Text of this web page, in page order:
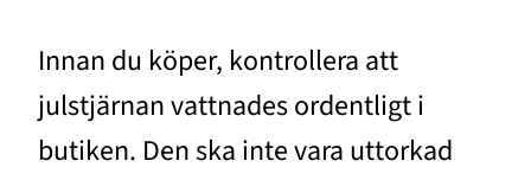
Innan du köper, kontrollera att
julstjärnan vattnades ordentligt i
butiken. Den ska inte vara uttorkad